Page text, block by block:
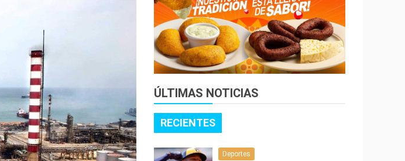
ÚLTIMAS NOTICIAS
RECIENTES
Deportes